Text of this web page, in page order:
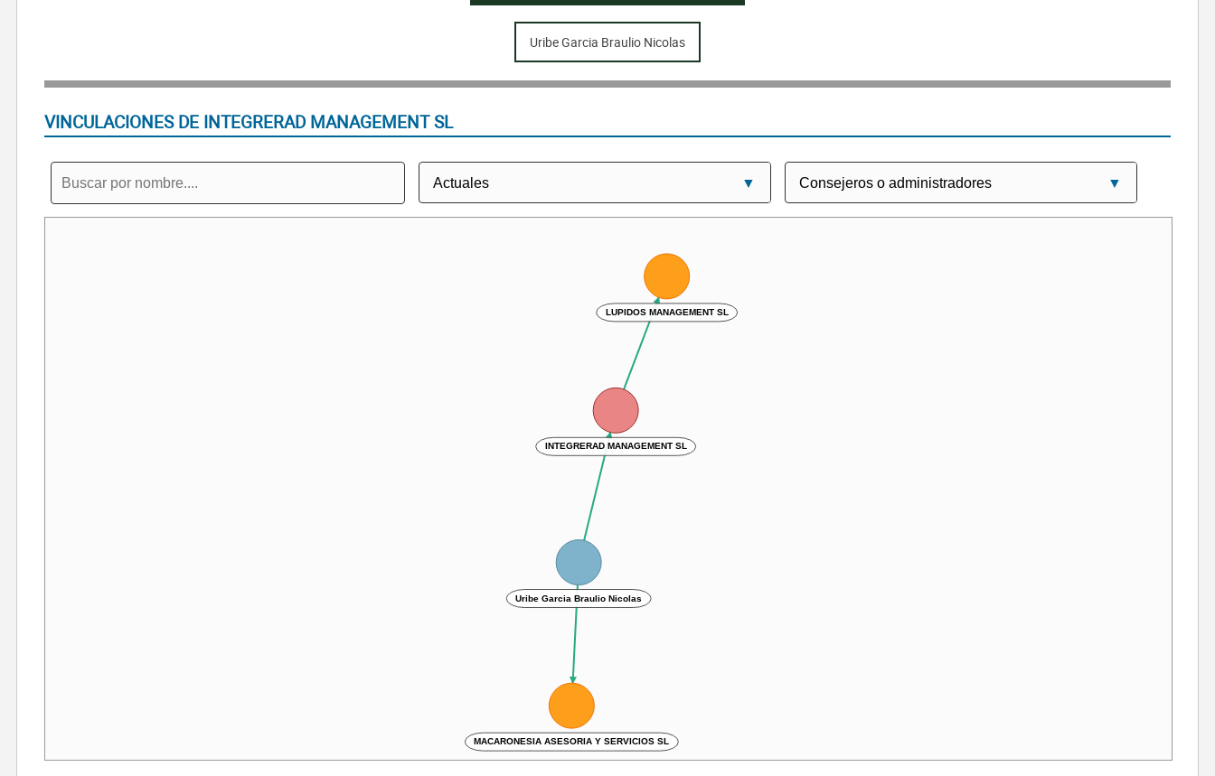
Uribe Garcia Braulio Nicolas
VINCULACIONES DE INTEGRERAD MANAGEMENT SL
INTEGRERAD MANAGEMENT SL
Uribe Garcia Braulio Nicolas
LUPIDOS MANAGEMENT SL
MACARONESIA ASESORIA Y SERVICIOS SL